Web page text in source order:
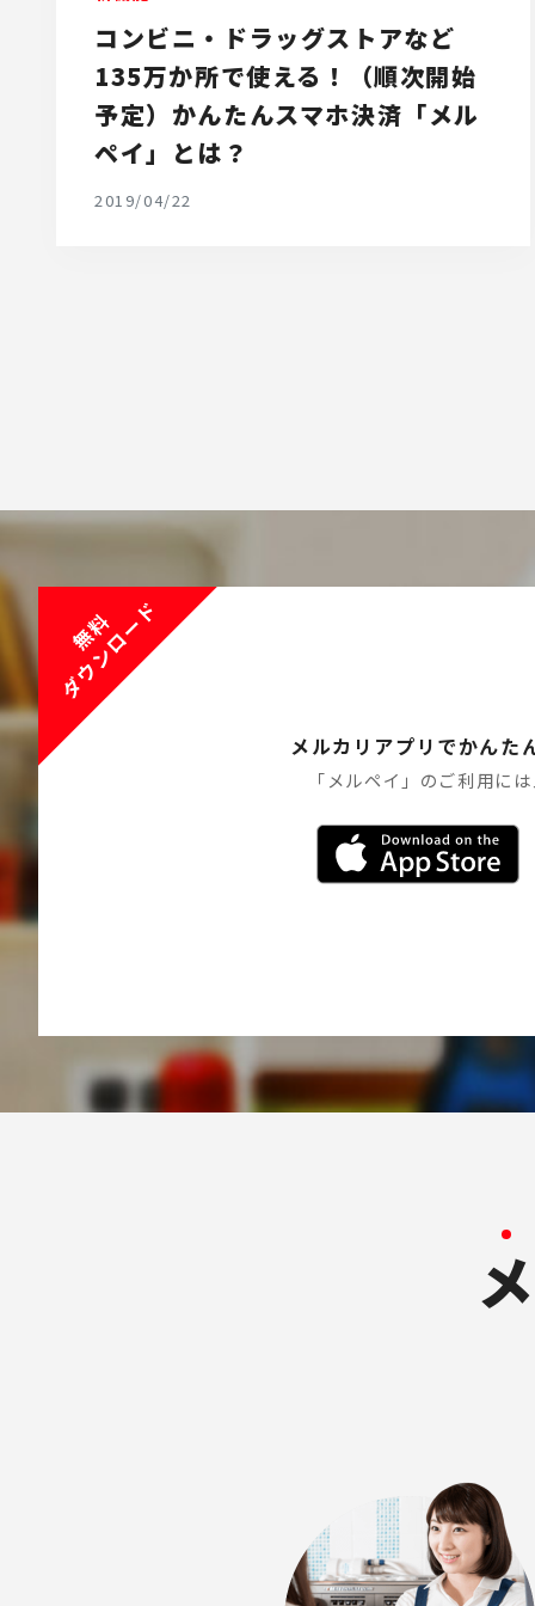
コンビニ・ドラッグストアなど
135万か所で使える！（順次開始
予定）かんたんスマホ決済「メル
ペイ」とは？
2019/04/22
無料
ダウンロード
メルカリアプリでかんた
「メルペイ」のご利用に
メ